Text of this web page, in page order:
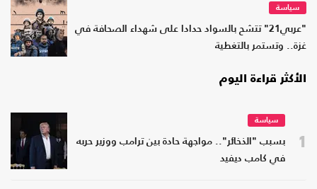
سياسة
"عربي21" تتشح بالسواد حدادا على شهداء الصحافة في
غزة.. وتستمر بالتغطية
الأكثر قراءة اليوم
1
سياسة
بسبب "الذخائر".. مواجهة حادة بين ترامب ووزير حربه
في كامب ديفيد